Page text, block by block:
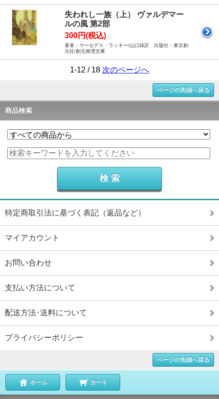
失われし一族（上） ヴァルデマー
ルの風 第2部
300円(税込)
著者：マーセデス・ラッキー/山口緑訳 出版社：東京創
元社/創元推理文庫
1-12 / 18 次のページへ
ページの先頭へ戻る
商品検索
特定商取引法に基づく表記（返品など）
マイアカウント
お問い合わせ
支払い方法について
配送方法･送料について
プライバシーポリシー
ページの先頭へ戻る
ホーム カート